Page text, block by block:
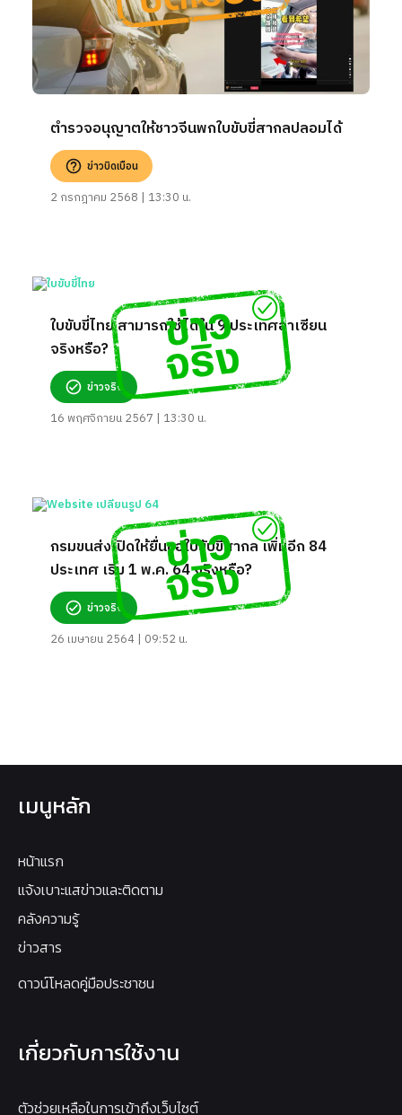
ตำรวจอนุญาตให้ชาวจีนพกใบขับขี่สากลปลอมได้
ข่าวบิดเบือน
2 กรกฎาคม 2568 | 13:30 น.
ใบขับขี่ไทย สามารถใช้ได้ใน 9 ประเทศอาเซียน
จริงหรือ?
ข่าวจริง
16 พฤศจิกายน 2567 | 13:30 น.
กรมขนส่งเปิดให้ยื่นขอใบขับขี่สากล เพิ่มอีก 84
ประเทศ เริ่ม 1 พ.ค. 64 จริงหรือ?
ข่าวจริง
26 เมษายน 2564 | 09:52 น.
เมนูหลัก
หน้าแรก
แจ้งเบาะแสข่าวและติดตาม
คลังความรู้
ข่าวสาร
ดาวน์โหลดคู่มือประชาชน
เกี่ยวกับการใช้งาน
ตัวช่วยเหลือในการเข้าถึงเว็บไซต์